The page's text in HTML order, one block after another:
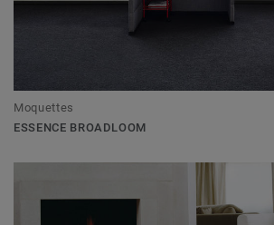
Moquettes
ESSENCE BROADLOOM